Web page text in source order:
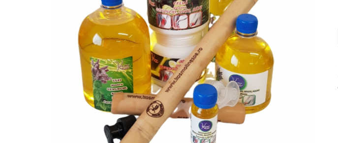
THAILANDEZ (LOMI-LOMI)